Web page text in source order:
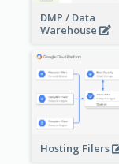
DMP / Data
Warehouse
Hosting Filers